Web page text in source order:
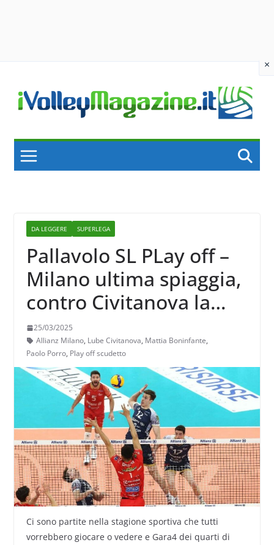
×
content
DA LEGGERE SUPERLEGA
Pallavolo SL PLay off –
Milano ultima spiaggia,
contro Civitanova la
vittoria è d’obbligo:
sfida in regia tra Porro e
Boninfante
25/03/2025
Allianz Milano, Lube Civitanova, Mattia Boninfante,
Paolo Porro, Play off scudetto
Ci sono partite nella stagione sportiva che tutti
vorrebbero giocare o vedere e Gara4 dei quarti di